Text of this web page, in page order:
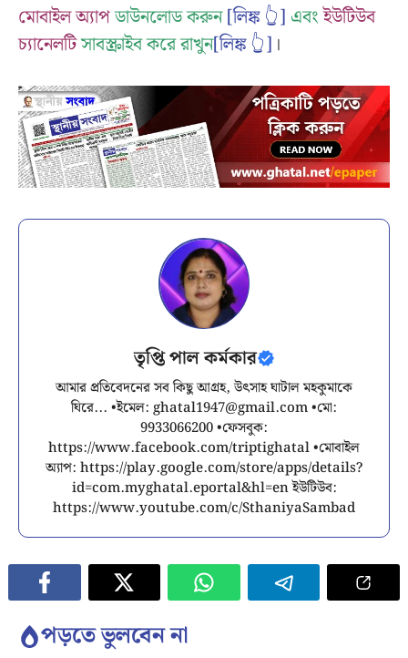
মোবাইল অ্যাপডাউনলোড করুন[লিঙ্ক 👆] এবংইউটিউব
চ্যানেলটিসাবস্ক্রাইব করে রাখুন[লিঙ্ক 👆] ।
তৃপ্তি পাল কর্মকার
আমার প্রতিবেদনের সব কিছু আগ্রহ, উৎসাহ ঘাটাল মহকুমাকে
ঘিরে... •ইমেল: ghatal1947@gmail.com•মো:
9933066200 •ফেসবুক:
https://www.facebook.com/triptighatal •মোবাইল
অ্যাপ: https://play.google.com/store/apps/details?
id=com.myghatal.eportal&hl=en ইউটিউব:
https://www.youtube.com/c/SthaniyaSambad
পড়তে ভুলবেন না